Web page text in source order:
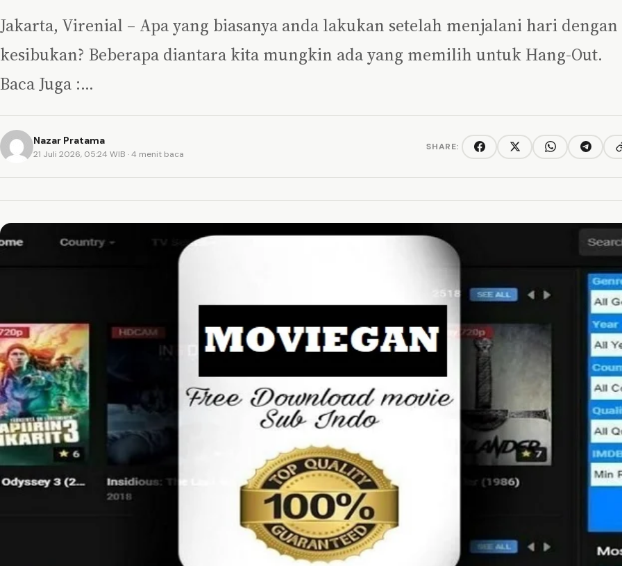
Jakarta, Virenial – Apa yang biasanya anda lakukan setelah menjalani hari dengan
kesibukan? Beberapa diantara kita mungkin ada yang memilih untuk Hang-Out.
Baca Juga :…
Nazar Pratama
21 Juli 2026, 05:24 WIB · 4 menit baca
SHARE: FacebookTwitter/XWhatsAppTelegram